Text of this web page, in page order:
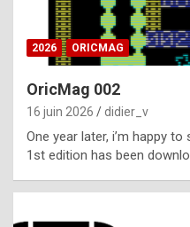
2026 ORICMAG
OricMag 002
16 juin 2026 didier_v
One year later, i’m happy
1st edition has been